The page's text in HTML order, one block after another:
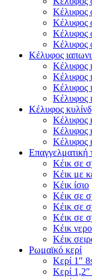
Κέλυφος
Κέλυφος
Κέλυφος
Κέλυφος
Κέλυφος
Κέλυφος
Κέλυφος
Κέλυφος
Κέλυφος
Κέλυφος
Κέλυφος
Κέλυφος
Κέλυφος
Επαγγελματική
Κέικ σε
Κέικ με
Κέικ ίσιο
Κέικ σε
Κέικ σε
Κέικ σε
Κέικ
Κέικ
Ρωμαϊκό κερί
Κερί 1″
Κερί